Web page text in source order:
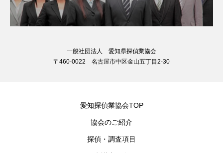
一般社団法人 愛知県探偵業協会
〒460-0022 名古屋市中区金山五丁目2-30
愛知探偵業協会TOP
協会のご紹介
探偵・調査項目